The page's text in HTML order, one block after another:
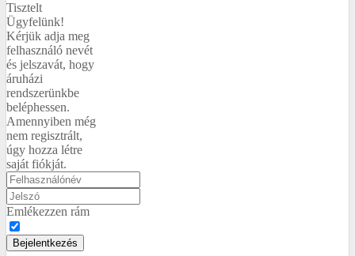
Tisztelt
Ügyfelünk!
Kérjük adja meg
felhasználó nevét
és jelszavát, hogy
áruházi
rendszerünkbe
beléphessen.
Amennyiben még
nem regisztrált,
úgy hozza létre
saját fiókját.
Emlékezzen rám
Bejelentkezés